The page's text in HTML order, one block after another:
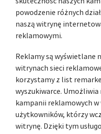
powodzenie różnych
naszą witrynę
reklamowymi.
Reklamy są wyświetlane
witrynach sieci
korzystamy z list
wyszukiwarce.
kampanii reklamowych w
użytkowników, którzy
witrynę. Dzięki tym